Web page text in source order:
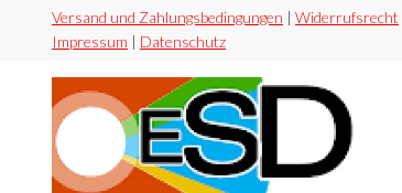
springen
Versand und Zahlungsbedingungen | Widerrufsrecht
Impressum | Datenschutz